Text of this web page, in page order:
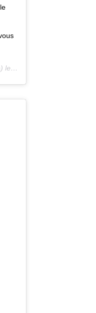
le 23 Nov. 2019 à 10 :14 PST